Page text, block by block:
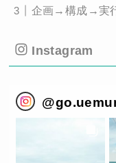
企画→構成→実
Instagram
@